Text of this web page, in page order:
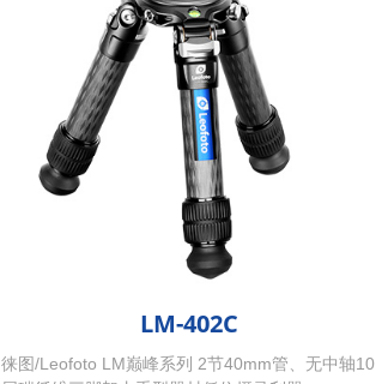
LM-402C
徕图/Leofoto LM巅峰系列 2节40mm管、无中轴10